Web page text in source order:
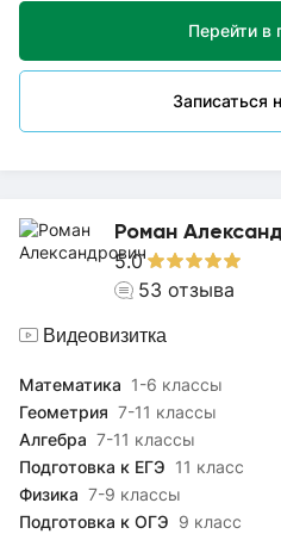
Перейти в
Записаться
этому предмету.Стараюсь
математике объяснить
самым привить любовь к
опыт работы репетитором
в знаниях и готовлю к ОГЭ по
Роман
5.0
53 отзыва
Видеовизитка
Математика 1-6 классы
Геометрия 7-11 классы
Алгебра 7-11 классы
Подготовка к ЕГЭ 11 класс
Физика 7-9 классы
Подготовка к ОГЭ 9 класс